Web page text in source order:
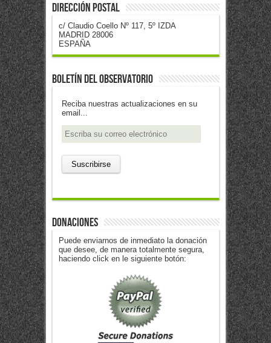
Dirección postal
c/ Claudio Coello Nº 117, 5º IZDA
MADRID 28006
ESPAÑA
Boletín del Observatorio
Reciba nuestras actualizaciones en su
email...
DONACIONES
Puede enviarnos de inmediato la donación
que desee, de manera totalmente segura,
haciendo click en le siguiente botón: